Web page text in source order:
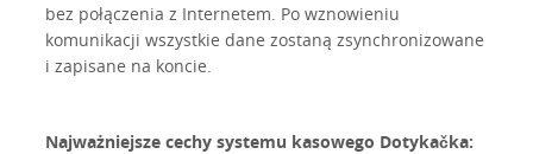
bez połączenia z Internetem. Po wznowieniu
komunikacji wszystkie dane zostaną zsynchronizowane
i zapisane na koncie.
Najważniejsze cechy systemu kasowego Dotykačka: